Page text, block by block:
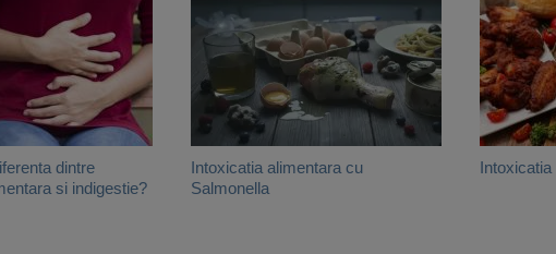
dintre
si indigestie?
Intoxicatia alimentara cu
Salmonella
Intoxicatia